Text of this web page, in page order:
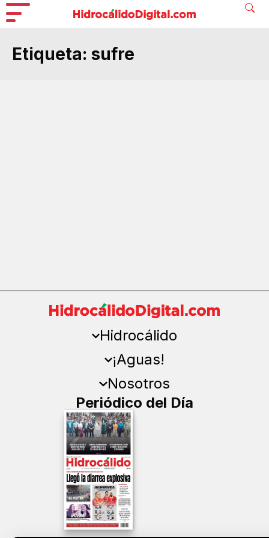
Etiqueta: sufre
Hidrocálido
¡Aguas!
Nosotros
Periódico del Día